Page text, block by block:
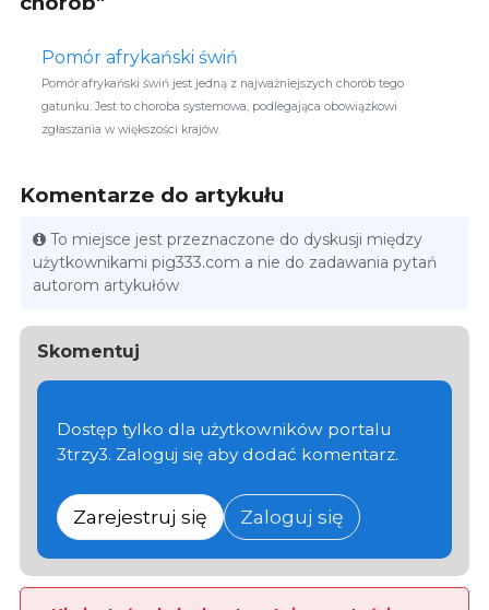
Pomór afrykański świń
Pomór afrykański świń jest jedną z najważniejszych chorób tego
gatunku. Jest to choroba systemowa, podlegająca obowiązkowi
zgłaszania w większości krajów.
Komentarze do artykułu
To miejsce jest przeznaczone do dyskusji między
użytkownikami pig333.com a nie do zadawania pytań
autorom artykułów
Skomentuj
Dostęp tylko dla użytkowników portalu
3trzy3. Zaloguj się aby dodać komentarz.
Zarejestruj się Zaloguj się